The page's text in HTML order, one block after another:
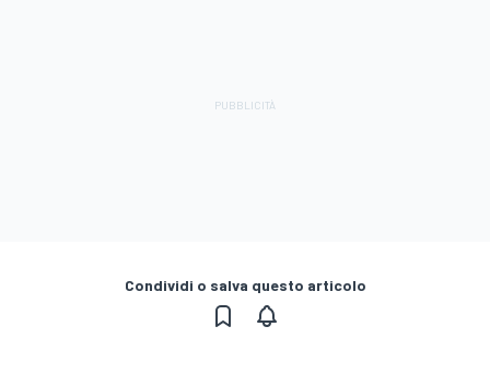
Condividi o salva questo articolo